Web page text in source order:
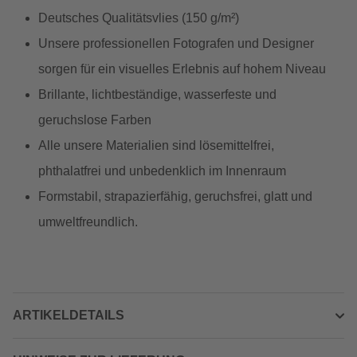
Deutsches Qualitätsvlies (150 g/m²)
Unsere professionellen Fotografen und Designer
sorgen für ein visuelles Erlebnis auf hohem Niveau
Brillante, lichtbeständige, wasserfeste und
geruchslose Farben
Alle unsere Materialien sind lösemittelfrei,
phthalatfrei und unbedenklich im Innenraum
Formstabil, strapazierfähig, geruchsfrei, glatt und
umweltfreundlich.
ARTIKELDETAILS